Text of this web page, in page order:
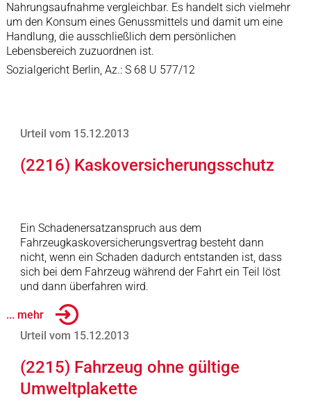
Nahrungsaufnahme vergleichbar. Es handelt sich vielmehr
um den Konsum eines Genussmittels und damit um eine
Handlung, die ausschließlich dem persönlichen
Lebensbereich zuzuordnen ist.
Sozialgericht Berlin, Az.: S 68 U 577/12
Urteil vom 15.12.2013
(2216) Kaskoversicherungsschutz
Ein Schadenersatzanspruch aus dem
Fahrzeugkaskoversicherungsvertrag besteht dann
nicht, wenn ein Schaden dadurch entstanden ist, dass
sich bei dem Fahrzeug während der Fahrt ein Teil löst
und dann überfahren wird.
... mehr
Urteil vom 15.12.2013
(2215) Fahrzeug ohne gültige
Umweltplakette